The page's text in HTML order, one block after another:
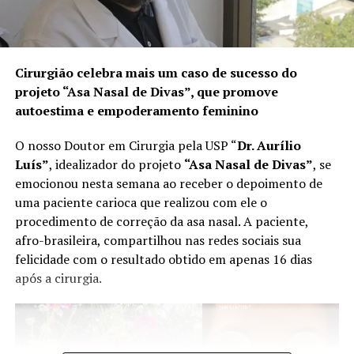
TÓPICOS RELACIONADOS
Dia Nacional do Uso Racional de Medicamentos: entenda
a importância do cuidado com a automedicação
Conheça o medico mineiro que é considerado um dos
três melhores cirurgiões plásticos do Brasil
Constituição brasileira define que o estado de sítio
poder ser decretado em três situações:
Fracasso das medidas tomadas no estado de defesa;
Declaração de guerra ou resposta à agressão armada
estrangeira.
O decreto do estado de sítio só acontece se o presidente
seguir o seguinte roteiro: primeiro, ele deve consultar o
Conselho da República e o Conselho da Defesa. Uma vez
feita a consulta (o papel dos dois conselhos é apenas
opinativo), o presidente deve encaminhar pedido de
estado de sítio para o Congresso Nacional.
O estado de sítio só pode ser implantado no Brasil caso
seja aprovado no Congresso Nacional.
O estado de sítio só pode ser implantado no Brasil caso
Cirurgião celebra mais um caso de sucesso do
projeto “Asa Nasal de Divas”, que promove
autoestima e empoderamento feminino
O nosso Doutor em Cirurgia pela USP “Dr. Aurílio
Luís”, idealizador do projeto “Asa Nasal de Divas”, se
emocionou nesta semana ao receber o depoimento de
uma paciente carioca que realizou com ele o
procedimento de correção da asa nasal. A paciente,
afro-brasileira, compartilhou nas redes sociais sua
felicidade com o resultado obtido em apenas 16 dias
após a cirurgia.